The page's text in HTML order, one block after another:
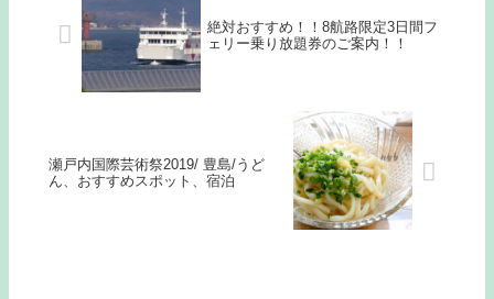
絶対おすすめ！！8航路限定3日間フ
ェリー乗り放題券のご案内！！
瀬戸内国際芸術祭2019/ 豊島/うど
ん、おすすめスポット、宿泊